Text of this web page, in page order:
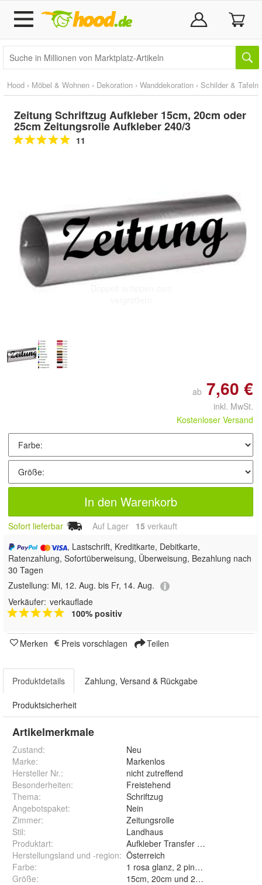
Hood › Möbel & Wohnen › Dekoration › Wanddekoration › Schilder & Tafeln
Zeitung Schriftzug Aufkleber 15cm, 20cm oder
25cm Zeitungsrolle Aufkleber 240/3
11
ab 7,60 €
inkl. MwSt.
Kostenloser Versand
In den Warenkorb
Sofort lieferbar Auf Lager 15 verkauft
, Lastschrift, Kreditkarte, Debitkarte,
Ratenzahlung, Sofortüberweisung, Überweisung, Bezahlung nach
30 Tagen
Zustellung: Mi, 12. Aug. bis Fr, 14. Aug.
Verkäufer: verkauflade
100% positiv
Merken Preis vorschlagen Teilen
Produktdetails Zahlung, Versand & Rückgabe
Produktsicherheit
Artikelmerkmale
Zustand:
Neu
Marke:
Markenlos
Hersteller Nr.:
nicht zutreffend
Besonderheiten:
Freistehend
Thema:
Schriftzug
Angebotspaket:
Nein
Zimmer:
Zeitungsrolle
Stil:
Landhaus
Produktart:
Aufkleber Transfer Abziebild
Herstellungsland und -region: Österreich
Farbe:
Größe: 15cm, 20cm und 25cm